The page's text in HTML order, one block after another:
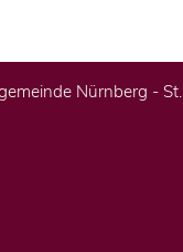
Nürnberg -